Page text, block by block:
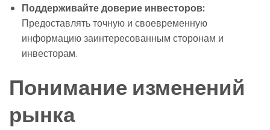
Поддерживайте доверие инвесторов:
Предоставлять точную и своевременную
информацию заинтересованным сторонам и
инвесторам.
Понимание изменений
рынка